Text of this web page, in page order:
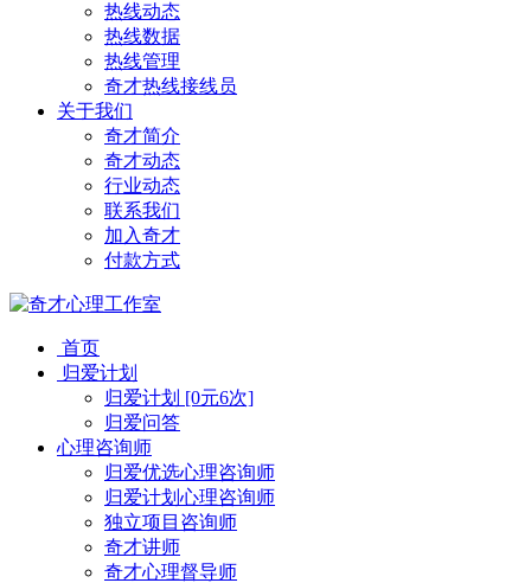
热线动态
热线数据
热线管理
奇才热线接线员
关于我们
奇才简介
奇才动态
行业动态
联系我们
加入奇才
付款方式
首页
归爱计划
归爱计划 [0元6次]
归爱问答
心理咨询师
归爱优选心理咨询师
归爱计划心理咨询师
独立项目咨询师
奇才讲师
奇才心理督导师